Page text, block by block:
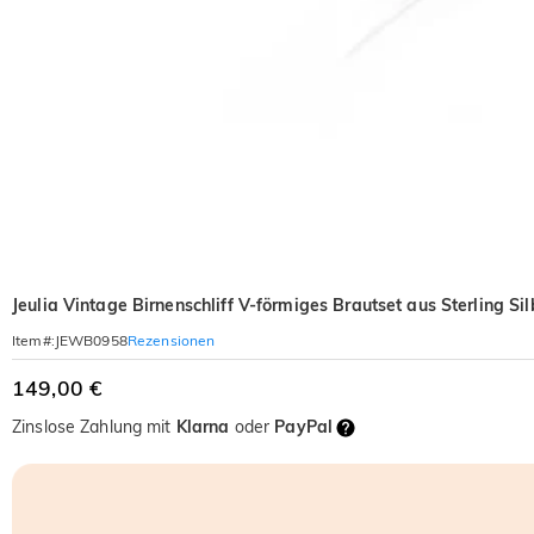
Jeulia Vintage Birnenschliff V-förmiges Brautset aus Sterling
Item#: JEWB0958Rezensionen
149,00 €
Zinslose Zahlung mit Klarna oder PayPal